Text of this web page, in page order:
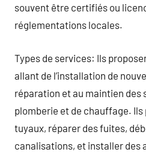
souvent être certifiés ou
réglementations locales.
Types de services: Ils
allant de l’installation de
réparation et au maintien des
plomberie et de chauffage. Ils
tuyaux, réparer des fuites,
canalisations, et installer des